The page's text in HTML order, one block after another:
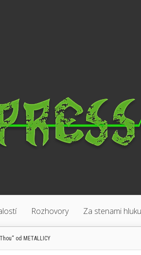
Rozhovory Za stenami hluku
od METALLICY